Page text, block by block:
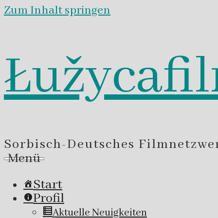
Zum Inhalt springen
Sorbisch-Deutsches
Menü
Start
Profil
Aktuelle Neuigkeiten